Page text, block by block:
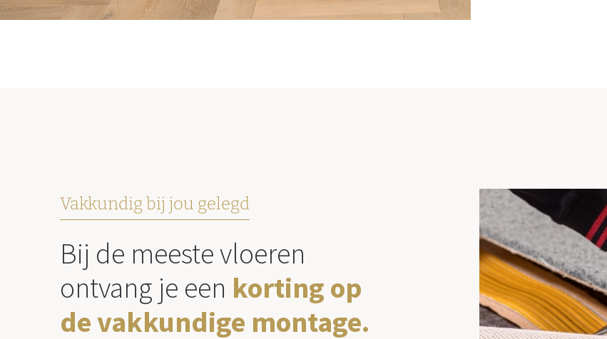
Vakkundig bij jou gelegd
Bij de meeste vloeren
ontvang je een korting op
de vakkundige montage.